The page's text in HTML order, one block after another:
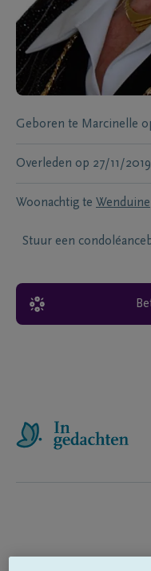
Geboren te Marcinelle
Overleden op 27/11/2019
Woonachtig te Wenduine
Stuur een